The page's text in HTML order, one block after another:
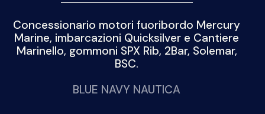
Concessionario motori fuoribordo Mercury
Marine, imbarcazioni Quicksilver e Cantiere
Marinello, gommoni SPX Rib, 2Bar, Solemar,
BSC.
BLUE NAVY NAUTICA